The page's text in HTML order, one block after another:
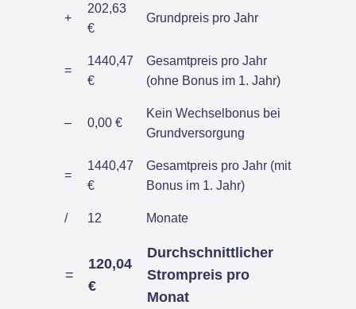
+
202,63
€
Grundpreis pro Jahr
=
1440,47
€
Gesamtpreis pro Jahr
(ohne Bonus im 1. Jahr)
– 0,00 €
Kein Wechselbonus bei
Grundversorgung
=
1440,47
€
Gesamtpreis pro Jahr (mit
Bonus im 1. Jahr)
/ 12 Monate
=
120,04
€
Durchschnittlicher
Strompreis pro
Monat